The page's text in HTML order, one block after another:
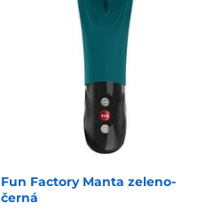
Fun Factory Manta zeleno-
černá